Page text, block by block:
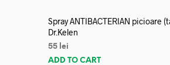
Spray ANTIBACTERIAN picioare
Dr.Kelen
55 lei
ADD TO CART